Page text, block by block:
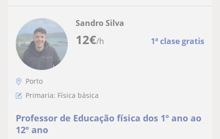
12€/h 1ª clase gratis
Sandro Silva
Porto
Primaria: Física básica
Professor de Educação física dos 1º ano ao
12º ano